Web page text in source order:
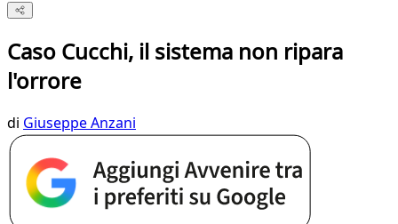
Caso Cucchi, il sistema non ripara
l'orrore
di Giuseppe Anzani